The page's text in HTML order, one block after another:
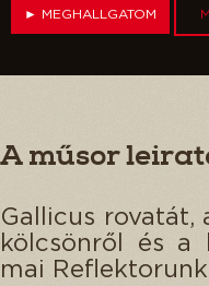
► MEGHALLGATOM
A műsor
Gallicus rovatát,
kölcsönről és a
mai